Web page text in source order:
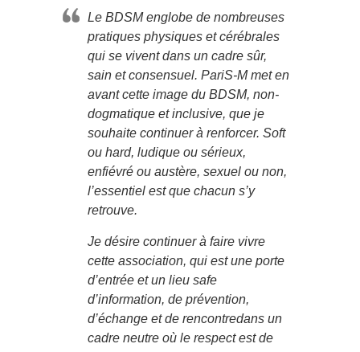
Le BDSM englobe de nombreuses
pratiques physiques et cérébrales
qui se vivent dans un cadre sûr,
sain et consensuel. PariS-M met en
avant cette image du BDSM, non-
dogmatique et inclusive, que je
souhaite continuer à renforcer. Soft
ou hard, ludique ou sérieux,
enfiévré ou austère, sexuel ou non,
l’essentiel est que chacun s’y
retrouve.
Je désire continuer à faire vivre
cette association, qui est une porte
d’entrée et un lieu safe
d’information, de prévention,
d’échange et de rencontredans un
cadre neutre où le respect est de